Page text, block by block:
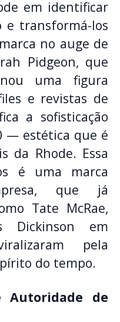
em identificar
e transformá-los
no auge de
Pidgeon, que
uma figura
e revistas de
a sofisticação
— estética que é
da Rhode. Essa
é uma marca
que já
Tate McRae,
Dickinson em
pela
do tempo.
Autoridade de